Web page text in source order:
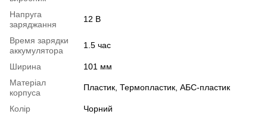
Напруга
заряджання
12 В
Время зарядки
аккумулятора
1.5 час
Ширина
101 мм
Матеріал
корпуса
Пластик, Термопластик, АБС-пластик
Колір
Чорний